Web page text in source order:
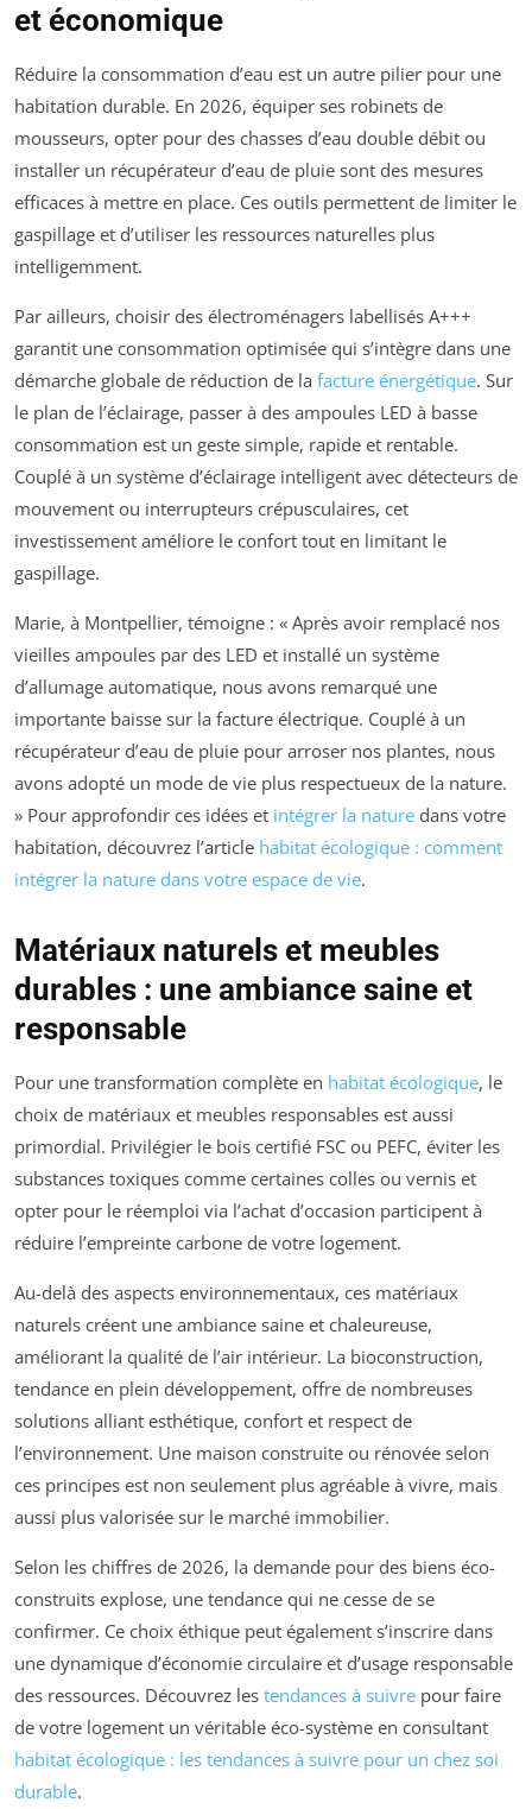
et économique
Réduire la consommation d’eau est un autre pilier pour une
habitation durable. En 2026, équiper ses robinets de
mousseurs, opter pour des chasses d’eau double débit ou
installer un récupérateur d’eau de pluie sont des mesures
efficaces à mettre en place. Ces outils permettent de limiter le
gaspillage et d’utiliser les ressources naturelles plus
intelligemment.
Par ailleurs, choisir des électroménagers labellisés A+++
garantit une consommation optimisée qui s’intègre dans une
démarche globale de réduction de la facture énergétique. Sur
le plan de l’éclairage, passer à des ampoules LED à basse
consommation est un geste simple, rapide et rentable.
Couplé à un système d’éclairage intelligent avec détecteurs de
mouvement ou interrupteurs crépusculaires, cet
investissement améliore le confort tout en limitant le
gaspillage.
Marie, à Montpellier, témoigne : « Après avoir remplacé nos
vieilles ampoules par des LED et installé un système
d’allumage automatique, nous avons remarqué une
importante baisse sur la facture électrique. Couplé à un
récupérateur d’eau de pluie pour arroser nos plantes, nous
avons adopté un mode de vie plus respectueux de la nature.
» Pour approfondir ces idées et intégrer la nature dans votre
habitation, découvrez l’article habitat écologique : comment
intégrer la nature dans votre espace de vie.
Matériaux naturels et meubles
durables : une ambiance saine et
responsable
Pour une transformation complète en habitat écologique, le
choix de matériaux et meubles responsables est aussi
primordial. Privilégier le bois certifié FSC ou PEFC, éviter les
substances toxiques comme certaines colles ou vernis et
opter pour le réemploi via l’achat d’occasion participent à
réduire l’empreinte carbone de votre logement.
Au-delà des aspects environnementaux, ces matériaux
naturels créent une ambiance saine et chaleureuse,
améliorant la qualité de l’air intérieur. La bioconstruction,
tendance en plein développement, offre de nombreuses
solutions alliant esthétique, confort et respect de
l’environnement. Une maison construite ou rénovée selon
ces principes est non seulement plus agréable à vivre, mais
aussi plus valorisée sur le marché immobilier.
Selon les chiffres de 2026, la demande pour des biens éco-
construits explose, une tendance qui ne cesse de se
confirmer. Ce choix éthique peut également s’inscrire dans
une dynamique d’économie circulaire et d’usage responsable
des ressources. Découvrez les tendances à suivre pour faire
de votre logement un véritable éco-système en consultant
habitat écologique : les tendances à suivre pour un chez soi
durable.